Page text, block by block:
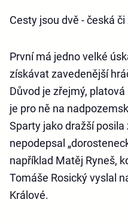
Cesty jsou dvě - česká
První má jedno velké
získávat zavedenější
Důvod je zřejmý,
je pro ně na
Sparty jako dražší
nepodepsal
například Matěj Ryneš,
Tomáše Rosický vyslal
Králové.